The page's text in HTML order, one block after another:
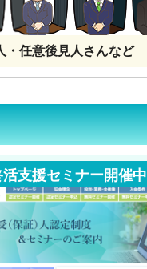
・任意後見人さんなど
活支援セミナー開催中